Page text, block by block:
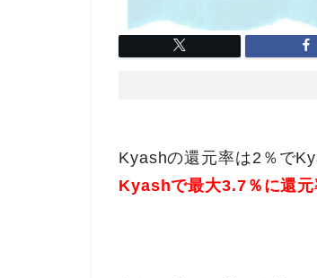
Kyashの還元率は2％で
Kyashで最大3.7％に還